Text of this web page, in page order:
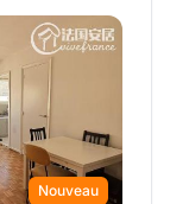
Nouveau